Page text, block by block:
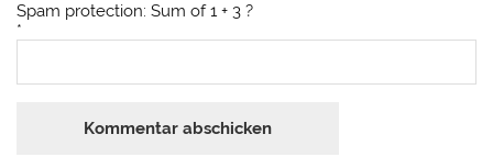
Spam protection: Sum of 1 + 3 ?
*